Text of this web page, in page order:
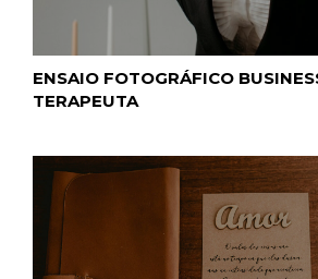
ENSAIO FOTOGRÁFICO
TERAPEUTA